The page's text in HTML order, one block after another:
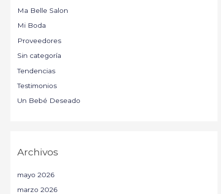
Ma Belle Salon
Mi Boda
Proveedores
Sin categoría
Tendencias
Testimonios
Un Bebé Deseado
Archivos
mayo 2026
marzo 2026